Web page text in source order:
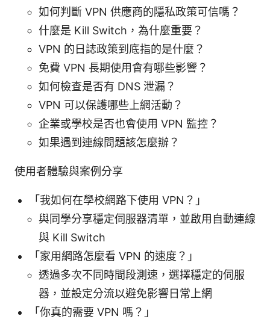
如何判斷 VPN 供應商的隱私政策可信嗎？
什麼是 Kill Switch，為什麼重要？
VPN 的日誌政策到底指的是什麼？
免費 VPN 長期使用會有哪些影響？
如何檢查是否有 DNS 泄漏？
VPN 可以保護哪些上網活動？
企業或學校是否也會使用 VPN 監控？
如果遇到連線問題該怎麼辦？
使用者體驗與案例分享
「我如何在學校網路下使用 VPN？」
與同學分享穩定伺服器清單，並啟用自動連線
與 Kill Switch
「家用網路怎麼看 VPN 的速度？」
透過多次不同時間段測速，選擇穩定的伺服
器，並設定分流以避免影響日常上網
「你真的需要 VPN 嗎？」